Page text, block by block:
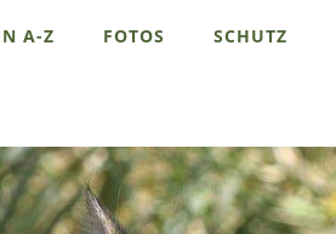
A-Z FOTOS SCHUTZ